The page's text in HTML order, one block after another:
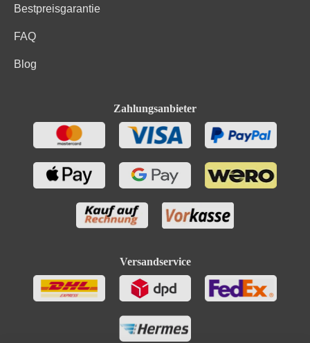
Bestpreisgarantie
FAQ
Blog
Zahlungsanbieter
Versandservice